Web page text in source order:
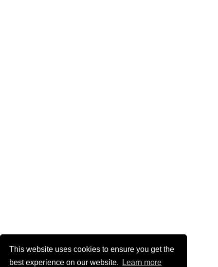
This website uses cookies to ensure you get the
best experience on our website.
Learn more